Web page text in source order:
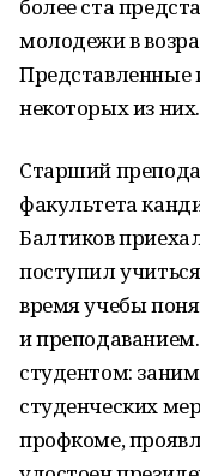
более ста
молодежи в
Представленные
некоторых из них.
Старший
факультета
Балтиков
поступил
время учебы
и
студентом:
студенческих
профкоме,